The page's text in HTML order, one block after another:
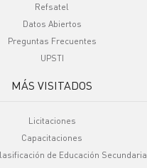
Refsatel
Datos Abiertos
Preguntas Frecuentes
UPSTI
MÁS VISITADOS
Licitaciones
Capacitaciones
de Educación Secundaria